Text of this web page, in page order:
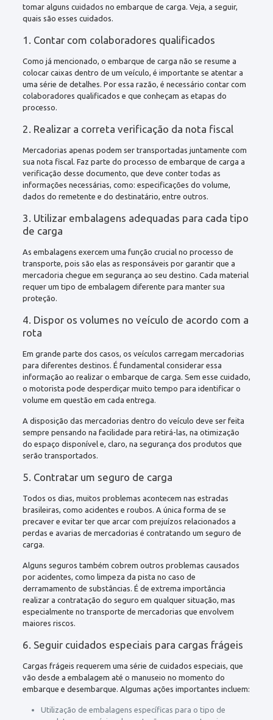
tomar alguns cuidados no embarque de carga. Veja, a seguir,
quais são esses cuidados.
1. Contar com colaboradores qualificados
Como já mencionado, o embarque de carga não se resume a
colocar caixas dentro de um veículo, é importante se atentar a
uma série de detalhes. Por essa razão, é necessário contar com
colaboradores qualificados e que conheçam as etapas do
processo.
2. Realizar a correta verificação da nota fiscal
Mercadorias apenas podem ser transportadas juntamente com
sua nota fiscal. Faz parte do processo de embarque de carga a
verificação desse documento, que deve conter todas as
informações necessárias, como: especificações do volume,
dados do remetente e do destinatário, entre outros.
3. Utilizar embalagens adequadas para cada tipo
de carga
As embalagens exercem uma função crucial no processo de
transporte, pois são elas as responsáveis por garantir que a
mercadoria chegue em segurança ao seu destino. Cada material
requer um tipo de embalagem diferente para manter sua
proteção.
4. Dispor os volumes no veículo de acordo com a
rota
Em grande parte dos casos, os veículos carregam mercadorias
para diferentes destinos. É fundamental considerar essa
informação ao realizar o embarque de carga. Sem esse cuidado,
o motorista pode desperdiçar muito tempo para identificar o
volume em questão em cada entrega.
A disposição das mercadorias dentro do veículo deve ser feita
sempre pensando na facilidade para retirá-las, na otimização
do espaço disponível e, claro, na segurança dos produtos que
serão transportados.
5. Contratar um seguro de carga
Todos os dias, muitos problemas acontecem nas estradas
brasileiras, como acidentes e roubos. A única forma de se
precaver e evitar ter que arcar com prejuízos relacionados a
perdas e avarias de mercadorias é contratando um seguro de
carga.
Alguns seguros também cobrem outros problemas causados
por acidentes, como limpeza da pista no caso de
derramamento de substâncias. É de extrema importância
realizar a contratação do seguro em qualquer situação, mas
especialmente no transporte de mercadorias que envolvem
maiores riscos.
6. Seguir cuidados especiais para cargas frágeis
Cargas frágeis requerem uma série de cuidados especiais, que
vão desde a embalagem até o manuseio no momento do
embarque e desembarque. Algumas ações importantes incluem:
Utilização de embalagens específicas para o tipo de